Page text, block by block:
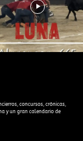
concursos, crónicas,
y un gran calendario de